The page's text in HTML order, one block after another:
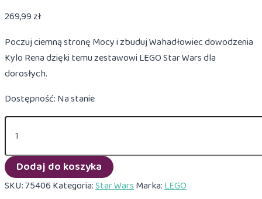
269,99zł
Poczuj ciemną stronę Mocy i zbuduj Wahadłowiec dowodzenia
Kylo Rena dzięki temu zestawowi LEGO Star Wars dla
dorosłych.
Dostępność:Na stanie
ilość
LEGO
Wars
75406
Wahadłowiec
dowodzenia
Dodaj do koszyka
SKU:75406Kategoria:Star WarsMarka:LEGO